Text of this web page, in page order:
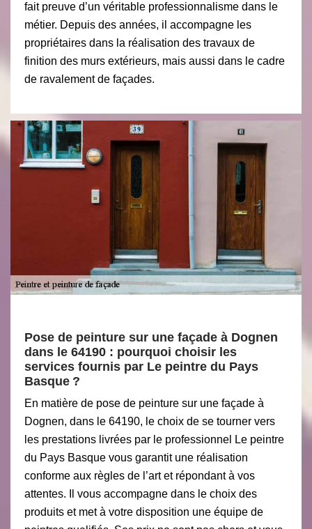
fait preuve d’un véritable professionnalisme dans le
métier. Depuis des années, il accompagne les
propriétaires dans la réalisation des travaux de
finition des murs extérieurs, mais aussi dans le cadre
de ravalement de façades.
Pose de peinture sur une façade à Dognen
dans le 64190 : pourquoi choisir les
services fournis par Le peintre du Pays
Basque ?
En matière de pose de peinture sur une façade à
Dognen, dans le 64190, le choix de se tourner vers
les prestations livrées par le professionnel Le peintre
du Pays Basque vous garantit une réalisation
conforme aux règles de l’art et répondant à vos
attentes. Il vous accompagne dans le choix des
produits et met à votre disposition une équipe de